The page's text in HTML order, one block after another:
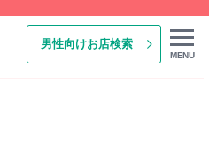
男性向けお店検索
MENU